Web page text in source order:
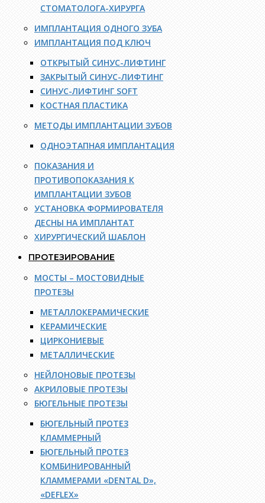
СТОМАТОЛОГА-ХИРУРГА
ИМПЛАНТАЦИЯ ОДНОГО ЗУБА
ИМПЛАНТАЦИЯ ПОД КЛЮЧ
ОТКРЫТЫЙ СИНУС-ЛИФТИНГ
ЗАКРЫТЫЙ СИНУС-ЛИФТИНГ
СИНУС-ЛИФТИНГ SOFT
КОСТНАЯ ПЛАСТИКА
МЕТОДЫ ИМПЛАНТАЦИИ ЗУБОВ
ОДНОЭТАПНАЯ ИМПЛАНТАЦИЯ
ПОКАЗАНИЯ И
ПРОТИВОПОКАЗАНИЯ К
ИМПЛАНТАЦИИ ЗУБОВ
УСТАНОВКА ФОРМИРОВАТЕЛЯ
ДЕСНЫ НА ИМПЛАНТАТ
ХИРУРГИЧЕСКИЙ ШАБЛОН
ПРОТЕЗИРОВАНИЕ
МОСТЫ – МОСТОВИДНЫЕ
ПРОТЕЗЫ
МЕТАЛЛОКЕРАМИЧЕСКИЕ
КЕРАМИЧЕСКИЕ
ЦИРКОНИЕВЫЕ
МЕТАЛЛИЧЕСКИЕ
НЕЙЛОНОВЫЕ ПРОТЕЗЫ
АКРИЛОВЫЕ ПРОТЕЗЫ
БЮГЕЛЬНЫЕ ПРОТЕЗЫ
БЮГЕЛЬНЫЙ ПРОТЕЗ
КЛАММЕРНЫЙ
БЮГЕЛЬНЫЙ ПРОТЕЗ
КОМБИНИРОВАННЫЙ
КЛАММЕРАМИ «DENTAL D»,
«DEFLEX»